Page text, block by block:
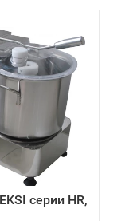
серии HR,